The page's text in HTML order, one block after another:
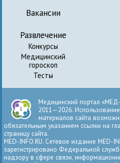
Вакансии
Развлечение
Конкурсы
Медицинский
гороскоп
Тесты
Медицинский портал
2011—2026. Использование
материалов сайта
обязательным указанием ссылки на
страницу сайта.
MED-INFO.RU. Сетевое издание MED-
зарегистрировано Федеральной
надзору в сфере связи,